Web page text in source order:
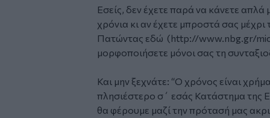
Εσείς, δεν έχετε παρά να κάνετε
χρόνια κι αν έχετε μπροστά σας
Πατώντας εδώ (http://www.nbg.gr/
μορφοποιήσετε μόνοι σας τη
Και μην ξεχνάτε: “Ο χρόνος είναι
πλησιέστερο σ΄ εσάς Κατάστημα της
θα φέρουμε μαζί την πρότασή μας